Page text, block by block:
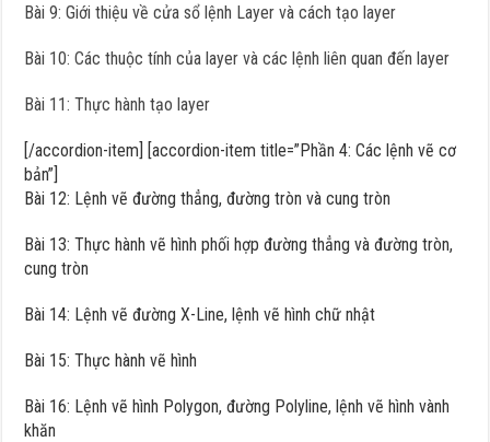
Bài 9: Giới thiệu về cửa sổ lệnh Layer và cách tạo layer
Bài 10: Các thuộc tính của layer và các lệnh liên quan đến layer
Bài 11: Thực hành tạo layer
[/accordion-item] [accordion-item title=”Phần 4: Các lệnh vẽ cơ
bản”]
Bài 12: Lệnh vẽ đường thẳng, đường tròn và cung tròn
Bài 13: Thực hành vẽ hình phối hợp đường thẳng và đường tròn,
cung tròn
Bài 14: Lệnh vẽ đường X-Line, lệnh vẽ hình chữ nhật
Bài 15: Thực hành vẽ hình
Bài 16: Lệnh vẽ hình Polygon, đường Polyline, lệnh vẽ hình vành
khăn